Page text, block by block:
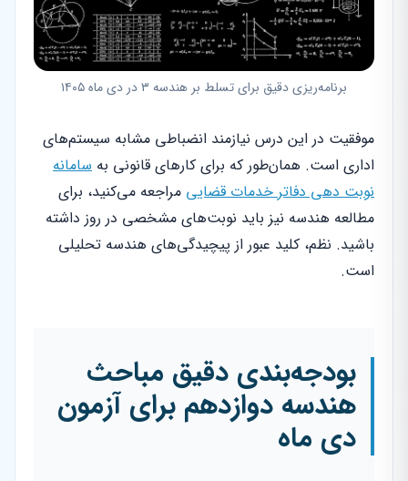
برنامه‌ریزی دقیق برای تسلط بر هندسه ۳ در دی ماه ۱۴۰۵
موفقیت در این درس نیازمند انضباطی مشابه سیستم‌های
اداری است. همان‌طور که برای کارهای قانونی به سامانه
نوبت دهی دفاتر خدمات قضایی مراجعه می‌کنید، برای
مطالعه هندسه نیز باید نوبت‌های مشخصی در روز داشته
باشید. نظم، کلید عبور از پیچیدگی‌های هندسه تحلیلی
است.
بودجه‌بندی دقیق مباحث
هندسه دوازدهم برای آزمون
دی ماه